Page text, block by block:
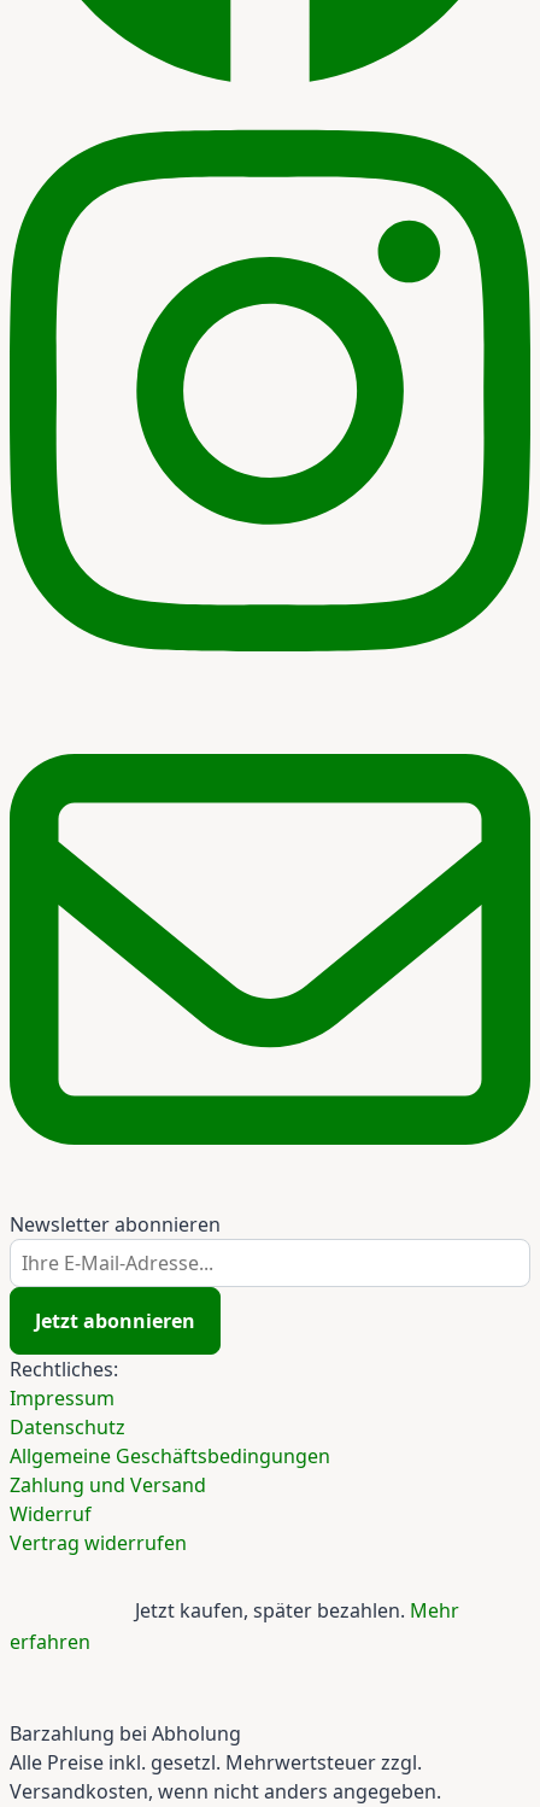
Newsletter abonnieren
Ihre E-Mail-Adresse...
Jetzt abonnieren
Rechtliches:
Impressum
Datenschutz
Allgemeine Geschäftsbedingungen
Zahlung und Versand
Widerruf
Vertrag widerrufen
Jetzt kaufen, später bezahlen. Mehr
erfahren
Barzahlung bei Abholung
Alle Preise inkl. gesetzl. Mehrwertsteuer zzgl.
Versandkosten, wenn nicht anders angegeben.